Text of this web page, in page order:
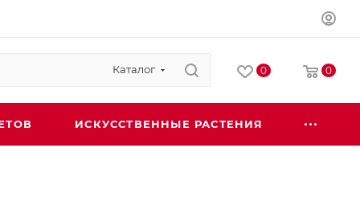
Каталог 0 0
ИСКУССТВЕННЫЕ РАСТЕНИЯ